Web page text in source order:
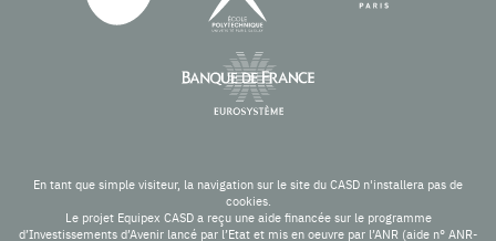
En tant que simple visiteur, la navigation sur le site du CASD n'installera pas de
cookies.
Le projet Equipex CASD a reçu une aide financée sur le programme
d’Investissements d’Avenir lancé par l’Etat et mis en oeuvre par l’ANR (aide n° ANR-